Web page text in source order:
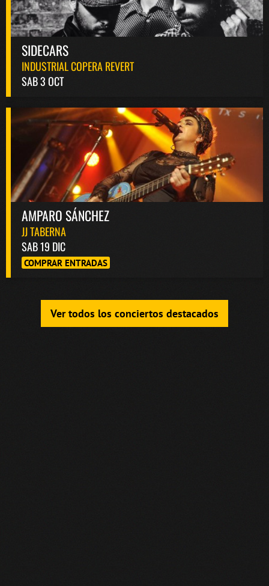
SIDECARS
INDUSTRIAL COPERA REVERT
SAB 3 OCT
AMPARO SÁNCHEZ
JJ TABERNA
SAB 19 DIC
COMPRAR ENTRADAS
Ver todos los conciertos destacados